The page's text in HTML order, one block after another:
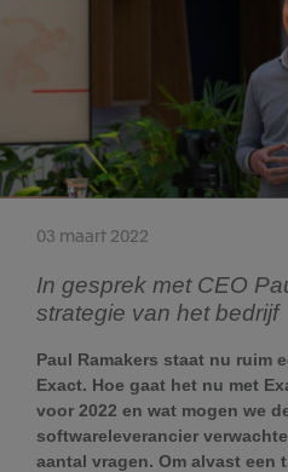
03 maart 2022
In gesprek met CEO
strategie van het bedrijf
Paul Ramakers staat nu ruim
Exact. Hoe gaat het nu met
voor 2022 en wat mogen we
softwareleverancier
aantal vragen. Om alvast een